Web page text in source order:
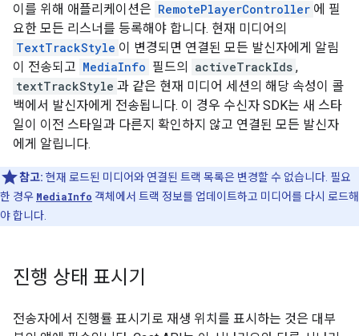
이를 위해 애플리케이션은 RemotePlayerController 에 필
요한 모든 리스너를 등록해야 합니다. 현재 미디어의
TextTrackStyle 이 변경되면 연결된 모든 발신자에게 알림
이 전송되고 MediaInfo 필드의 activeTrackIds ,
textTrackStyle 과 같은 현재 미디어 세션의 해당 속성이 콜
백에서 발신자에게 전송됩니다. 이 경우 수신자 SDK는 새 스타
일이 이전 스타일과 다른지 확인하지 않고 연결된 모든 발신자
에게 알립니다.
참고: 현재 로드된 미디어와 연결된 트랙 목록은 변경할 수 없습니다. 필요
한 경우 MediaInfo 객체에서 트랙 정보를 업데이트하고 미디어를 다시 로드해
야 합니다.
진행 상태 표시기
전송자에서 진행률 표시기로 재생 위치를 표시하는 것은 대부